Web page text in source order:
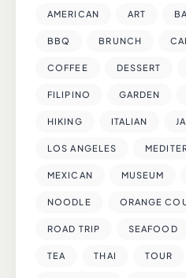
AMERICAN ART
BBQ BRUNCH
COFFEE DESSERT
FILIPINO GARDEN
HIKING ITALIAN
LOS ANGELES
MEXICAN MUSEUM
NOODLE ORANGE
ROAD TRIP SEAFOOD
TEA THAI TOUR